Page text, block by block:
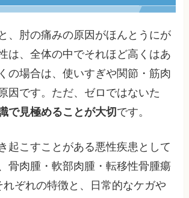
、肘の痛みの原因がほんとうにが
は、全体の中でそれほど高くはあ
の場合は、使いすぎや関節・筋肉
因です。ただ、ゼロではないた
で見極めることが大切です。
起こすことがある悪性疾患として
骨肉腫・軟部肉腫・転移性骨腫瘍
れぞれの特徴と、日常的なケガや